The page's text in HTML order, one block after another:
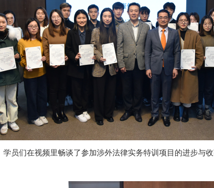
员们在视频里畅谈了参加涉外法律实务特训项目的进步与